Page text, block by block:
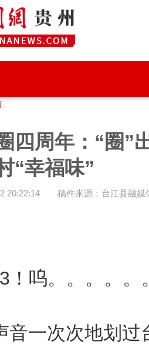
四周年：“圈”
“幸福味”
20:22:14 稿件来源：台江县融媒
呜。。。。。
一次次地划过